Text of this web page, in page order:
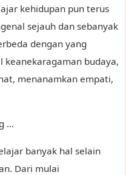
kehidupan pun terus
sejauh dan sebanyak
dengan yang
keanekaragaman budaya,
menanamkan empati,
...
banyak hal selain
Dari mulai